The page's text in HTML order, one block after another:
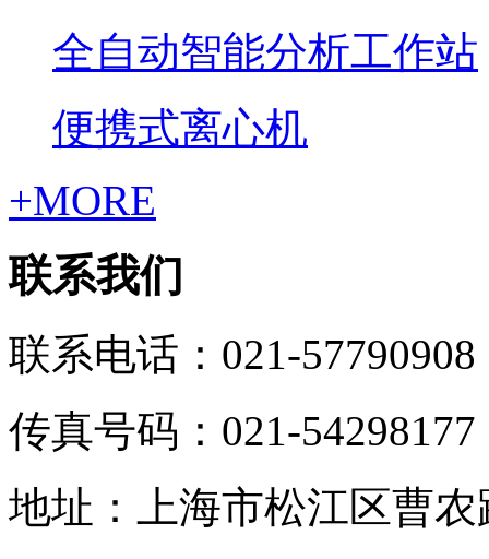
全自动智能分析工作站
便携式离心机
+MORE
联系我们
联系电话：021-57790908
传真号码：021-54298177
地址：上海市松江区曹农